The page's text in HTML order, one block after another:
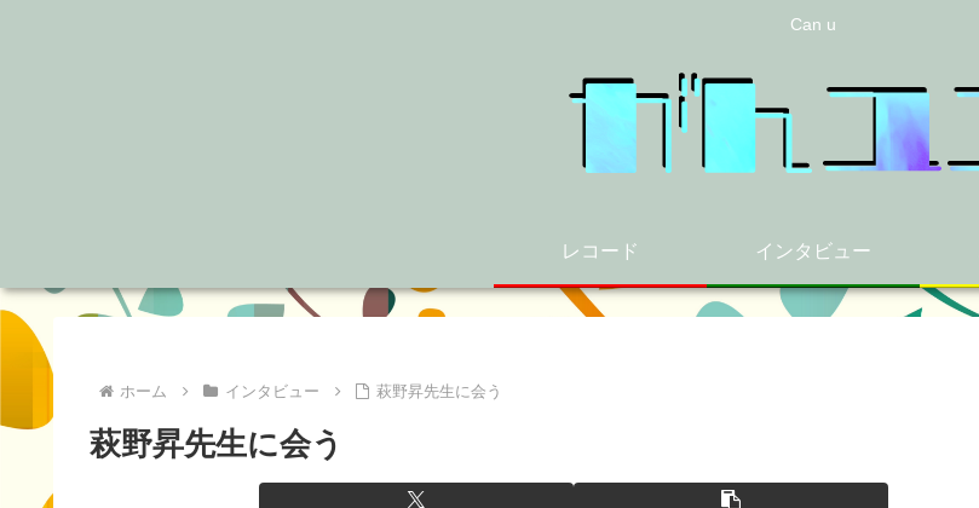
Can u
レコード インタビュー
ホーム インタビュー 萩野昇先生に会う
萩野昇先生に会う